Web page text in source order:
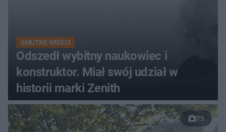
SMUTNE WIEŚCI
Odszedł wybitny naukowiec i
konstruktor. Miał swój udział w
historii marki Zenith
75